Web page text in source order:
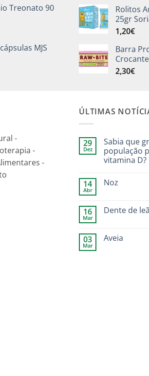
Treonato 90
MJS
Rolitos
25gr
1,20€
Barra
2,30€
-
-
-
ÚLTIMAS
29
Dez
Sabia que
população
vitamina D?
14
Abr
Noz
16
Mar
Dente de
03
Mar
Aveia